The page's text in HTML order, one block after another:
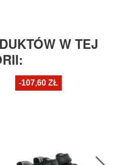
W TEJ
-107,60 ZŁ